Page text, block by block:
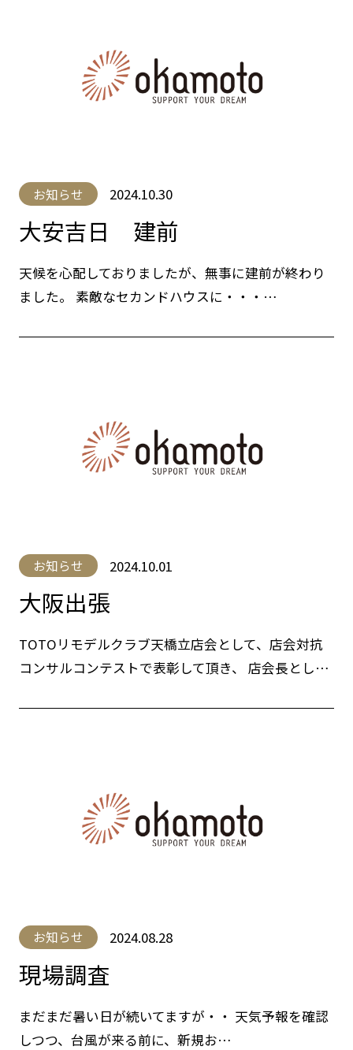
お知らせ 2024.10.30
大安吉日 建前
天候を心配しておりましたが、無事に建前が終わり
ました。 素敵なセカンドハウスに・・・…
お知らせ 2024.10.01
大阪出張
TOTOリモデルクラブ天橋立店会として、店会対抗
コンサルコンテストで表彰して頂き、 店会長とし…
お知らせ 2024.08.28
現場調査
まだまだ暑い日が続いてますが・・ 天気予報を確認
しつつ、台風が来る前に、新規お…